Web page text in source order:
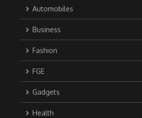
Automobiles
Business
Fashion
FGE
Gadgets
Health